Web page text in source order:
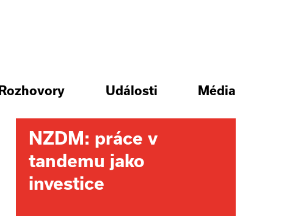
Rozhovory Události Média
NZDM: práce v
tandemu jako
investice